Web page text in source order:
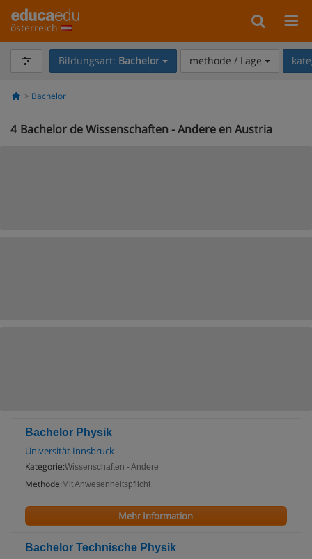
österreich
Bildungsart: Bachelor methode / Lage
Bachelor
4 Bachelor de Wissenschaften - Andere en Austria
Bachelor Physik
Universität Innsbruck
Kategorie:Wissenschaften - Andere
Methode: Mit Anwesenheitspflicht
Mehr Information
Bachelor Technische Physik